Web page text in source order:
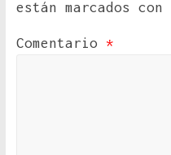
están marcados con
Comentario *